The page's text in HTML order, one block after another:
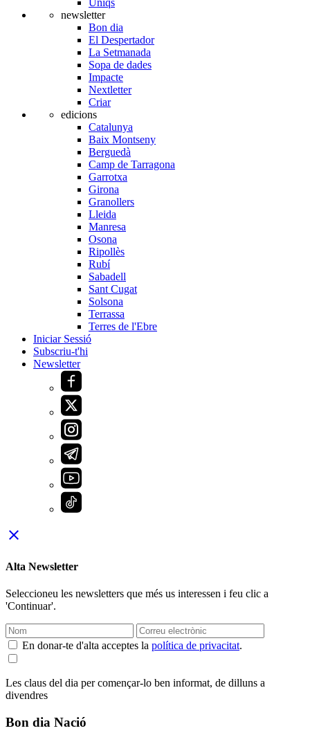
newsletter
Bon dia
El Despertador
La Setmanada
Sopa de dades
Impacte
Nextletter
Criar
edicions
Catalunya
Baix Montseny
Berguedà
Camp de Tarragona
Garrotxa
Girona
Granollers
Lleida
Manresa
Osona
Ripollès
Rubí
Sabadell
Sant Cugat
Solsona
Terrassa
Terres de l'Ebre
Iniciar Sessió
Subscriu-t'hi
Newsletter
close
Alta Newsletter
Seleccioneu les newsletters que més us interessen i feu clic a
'Continuar'.
En donar-te d'alta acceptes la política de privacitat.
Les claus del dia per començar-lo ben informat, de dilluns a
divendres
Bon dia Nació